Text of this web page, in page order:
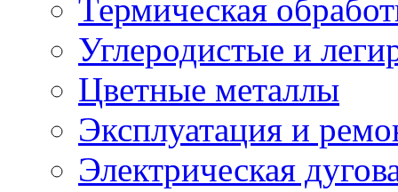
Термическая
Углеродистые и
Цветные металлы
Эксплуатация и
Электрическая